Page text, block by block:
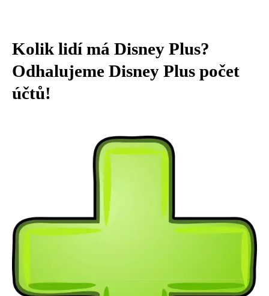
Kolik lidí má Disney Plus?
Odhalujeme Disney Plus počet
účtů!